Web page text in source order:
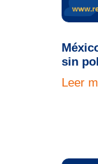
sin
Leer